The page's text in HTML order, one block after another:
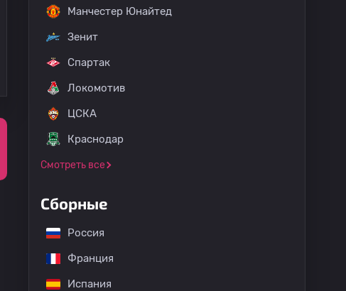
Манчестер Юнайтед
Зенит
Спартак
Локомотив
ЦСКА
Краснодар
Смотреть все
Сборные
Россия
Франция
Испания